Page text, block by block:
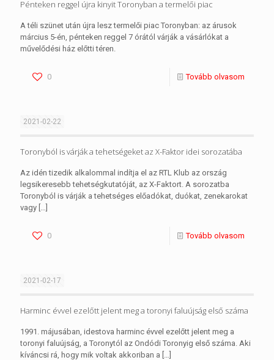
Pénteken reggel újra kinyit Toronyban a termelői piac
A téli szünet után újra lesz termelői piac Toronyban: az árusok
március 5-én, pénteken reggel 7 órától várják a vásárlókat a
művelődési ház előtti téren.
0 Tovább olvasom
2021-02-22
Toronyból is várják a tehetségeket az X-Faktor idei sorozatába
Az idén tizedik alkalommal indítja el az RTL Klub az ország
legsikeresebb tehetségkutatóját, az X-Faktort. A sorozatba
Toronyból is várják a tehetséges előadókat, duókat, zenekarokat
vagy […]
0 Tovább olvasom
2021-02-17
Harminc évvel ezelőtt jelent meg a toronyi faluújság első száma
1991. májusában, idestova harminc évvel ezelőtt jelent meg a
toronyi faluújság, a Toronytól az Ondódi Toronyig első száma. Aki
kíváncsi rá, hogy mik voltak akkoriban a […]